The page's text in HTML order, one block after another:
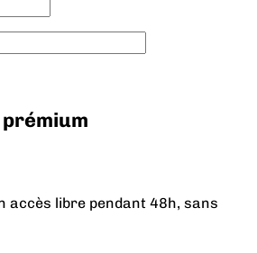
accès libre pendant 48h, sans